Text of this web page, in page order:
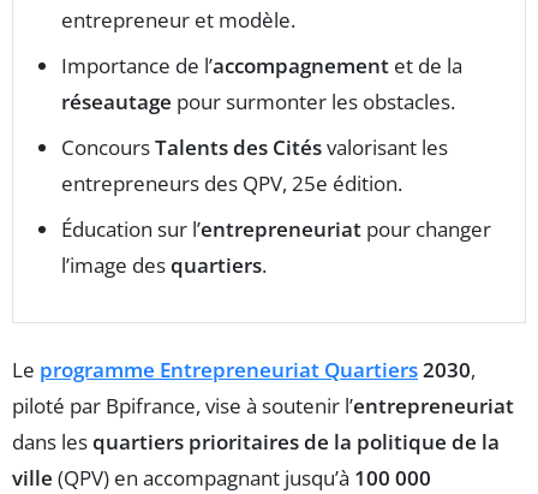
entrepreneur et modèle.
Importance de l’accompagnement et de la
réseautage pour surmonter les obstacles.
ConcoursTalents des Citésvalorisant les
entrepreneurs des QPV, 25e édition.
Éducation sur l’entrepreneuriat pour changer
l’image desquartiers.
Le programme Entrepreneuriat Quartiers2030,
piloté par Bpifrance, vise à soutenir l’entrepreneuriat
dans lesquartiers prioritaires de la politique de la
ville (QPV) en accompagnant jusqu’à 100 000